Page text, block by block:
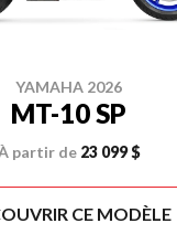
YAMAHA 2026
MT-10 SP
partir de 23 099 $
CE MODÈLE